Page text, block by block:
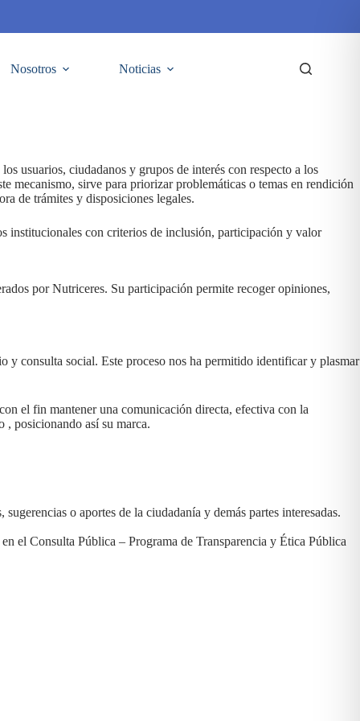
Nosotros Noticias
usuarios, ciudadanos y grupos de interés con respecto a los
mecanismo, sirve para priorizar problemáticas o temas en rendición
de trámites y disposiciones legales.
institucionales con criterios de inclusión, participación y valor
por Nutriceres. Su participación permite recoger opiniones,
y consulta social. Este proceso nos ha permitido identificar y plasmar
el fin mantener una comunicación directa, efectiva con la
, posicionando así su marca.
o aportes de la ciudadanía y demás partes interesadas.
el Consulta Pública – Programa de Transparencia y Ética Pública